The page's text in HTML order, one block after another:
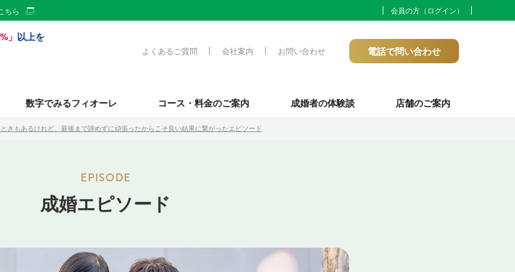
ちら 会員の方（ログイン）
」 以上を
よくあるご質問 会社案内 お問い合わせ 電話で問い合わせ
数字でみるフィオーレ コース・料金のご案内 成婚者の体験談 店舗のご案内
きもあるけれど、最後まで諦めずに頑張ったからこそ良い結果に繋がったエピソード
成婚エピソード